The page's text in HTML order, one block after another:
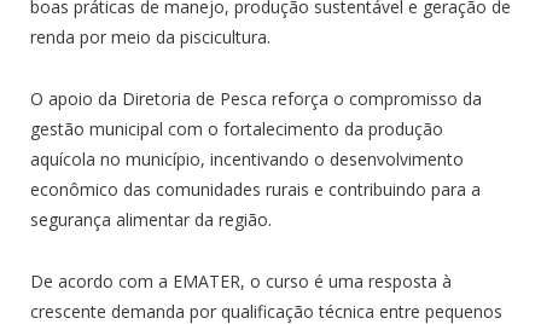
boas práticas de manejo, produção sustentável e geração de
renda por meio da piscicultura.
O apoio da Diretoria de Pesca reforça o compromisso da
gestão municipal com o fortalecimento da produção
aquícola no município, incentivando o desenvolvimento
econômico das comunidades rurais e contribuindo para a
segurança alimentar da região.
De acordo com a EMATER, o curso é uma resposta à
crescente demanda por qualificação técnica entre pequenos